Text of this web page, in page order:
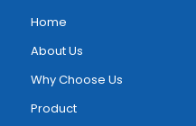
Home
About Us
Why Choose Us
Product